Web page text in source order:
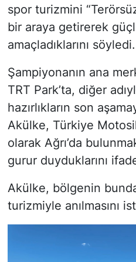
spor turizmini
bir araya getirerek
amaçladıklarını söyledi.
Şampiyonanın ana
TRT Park’ta, diğer
hazırlıkların son
Akülke, Türkiye
olarak Ağrı’da
gurur duyduklarını
Akülke, bölgenin
turizmiyle anılmasını